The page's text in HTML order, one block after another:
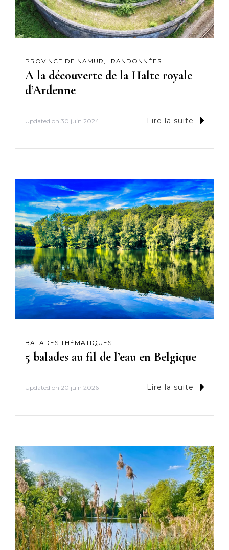
PROVINCE DE NAMUR RANDONNÉES
A la découverte de la Halte royale
d’Ardenne
Updated on 30 juin 2024 Lire la suite
BALADES THÉMATIQUES
5 balades au fil de l’eau en Belgique
Updated on 20 juin 2026 Lire la suite